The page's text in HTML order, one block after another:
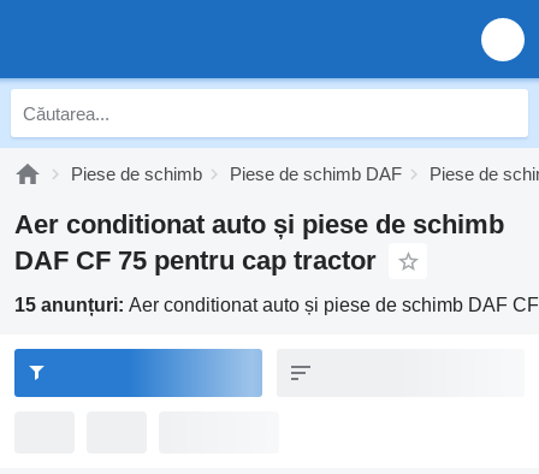
Piese de schimb Piese de schimb DAF Piese de
Aer conditionat auto și piese de schimb
DAF CF 75 pentru cap tractor
15 anunțuri: Aer conditionat auto și piese de schimb DAF